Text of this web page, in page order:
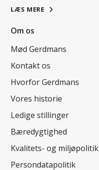
LÆS MERE
Om os
Mød Gerdmans
Kontakt os
Hvorfor Gerdmans
Vores historie
Ledige stillinger
Bæredygtighed
Kvalitets- og miljøpolitik
Persondatapolitik